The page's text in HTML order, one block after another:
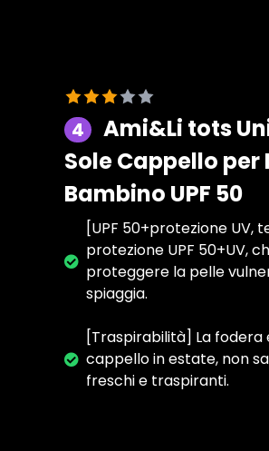
4
Ami&Li tots
Sole Cappello
Bambino UPF 50
[UPF 50+protezione
protezione UPF 50+UV,
proteggere la pelle
spiaggia.
[Traspirabilità] La fodera
cappello in estate, non
freschi e traspiranti.